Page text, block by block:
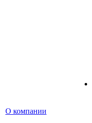
О компании